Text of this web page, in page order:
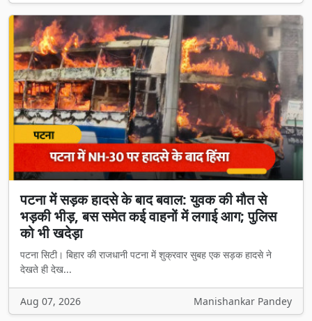
पटना में सड़क हादसे के बाद बवाल: युवक की मौत से
भड़की भीड़, बस समेत कई वाहनों में लगाई आग; पुलिस
को भी खदेड़ा
पटना सिटी। बिहार की राजधानी पटना में शुक्रवार सुबह एक सड़क हादसे ने
देखते ही देख...
Aug 07, 2026 Manishankar Pandey